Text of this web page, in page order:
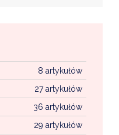
POWIETRZE
EMISYJNOŚCI
8 artykułów
27 artykułów
36 artykułów
29 artykułów